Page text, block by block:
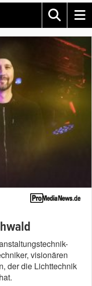
visionären
der die Lichttechnik